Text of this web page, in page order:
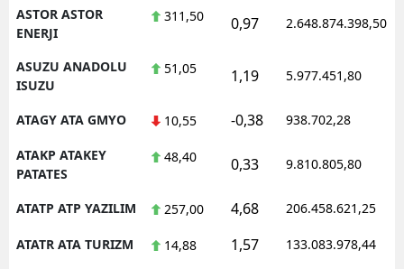
ASTOR ASTOR
ENERJI
311,50 0,97 2.648.874.398,50
ASUZU ANADOLU
ISUZU
51,05 1,19 5.977.451,80
ATAGY ATA GMYO 10,55 -0,38 938.702,28
ATAKP ATAKEY
PATATES
48,40 0,33 9.810.805,80
ATATP ATP YAZILIM 257,00 4,68 206.458.621,25
ATATR ATA TURIZM 14,88 1,57 133.083.978,44